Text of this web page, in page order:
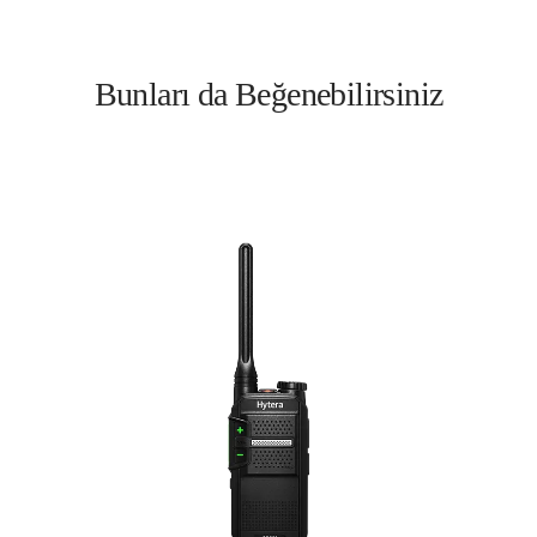
Bunları da Beğenebilirsiniz